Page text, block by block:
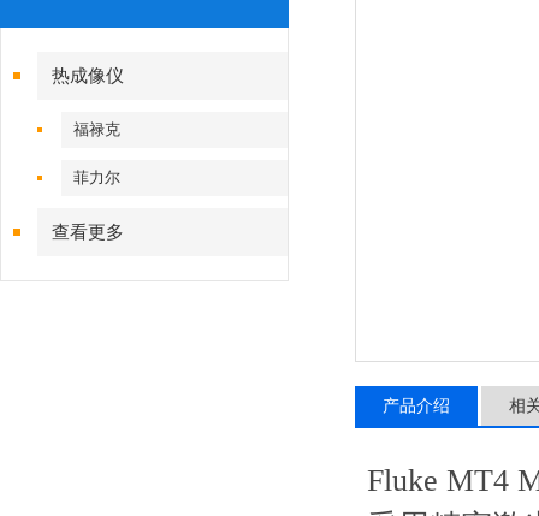
热成像仪
福禄克
菲力尔
查看更多
产品介绍 相
Fluke MT4